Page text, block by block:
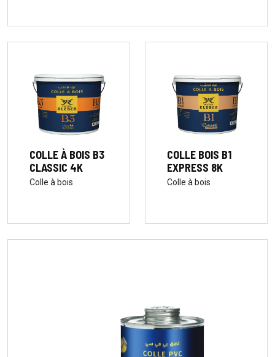
COLLE À BOIS B3
CLASSIC 4K
Colle à bois
COLLE BOIS B1
EXPRESS 8K
Colle à bois